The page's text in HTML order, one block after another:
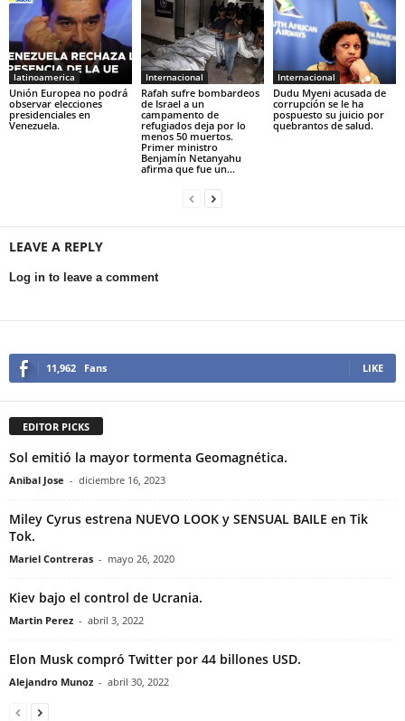
latinoamerica
Unión Europea no podrá
observar elecciones
presidenciales en
Venezuela.
Internacional
Rafah sufre bombardeos
de Israel a un
campamento de
refugiados deja por lo
menos 50 muertos.
Primer ministro
Benjamín Netanyahu
afirma que fue un...
Internacional
Dudu Myeni acusada de
corrupción se le ha
pospuesto su juicio por
quebrantos de salud.
LEAVE A REPLY
Log in to leave a comment
11,962 Fans LIKE
EDITOR PICKS
Sol emitió la mayor tormenta Geomagnética.
Anibal Jose - diciembre 16, 2023
Miley Cyrus estrena NUEVO LOOK y SENSUAL BAILE en Tik
Tok.
Mariel Contreras - mayo 26, 2020
Kiev bajo el control de Ucrania.
Martin Perez - abril 3, 2022
Elon Musk compró Twitter por 44 billones USD.
Alejandro Munoz - abril 30, 2022